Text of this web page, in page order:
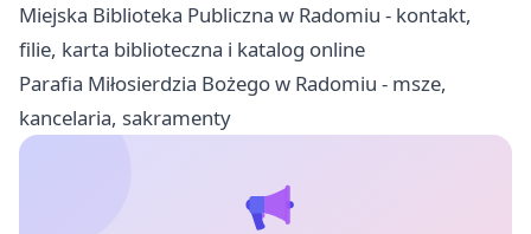
Miejska Biblioteka Publiczna w Radomiu - kontakt,
filie, karta biblioteczna i katalog online
Parafia Miłosierdzia Bożego w Radomiu - msze,
kancelaria, sakramenty